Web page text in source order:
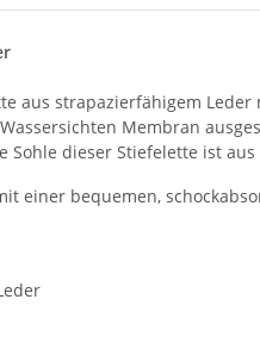
aus strapazierfähigem
Membran
Sohle dieser Stiefelette ist
einer bequemen,